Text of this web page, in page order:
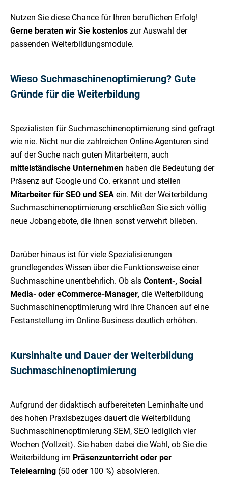
Nutzen Sie diese Chance für Ihren beruflichen Erfolg!
Gerne beraten wir Sie kostenlos zur Auswahl der
passenden Weiterbildungsmodule.
Wieso Suchmaschinenoptimierung? Gute
Gründe für die Weiterbildung
Spezialisten für Suchmaschinenoptimierung sind gefragt
wie nie. Nicht nur die zahlreichen Online-Agenturen sind
auf der Suche nach guten Mitarbeitern, auch
mittelständische Unternehmen haben die Bedeutung der
Präsenz auf Google und Co. erkannt und stellen
Mitarbeiter für SEO und SEA ein. Mit der Weiterbildung
Suchmaschinenoptimierung erschließen Sie sich völlig
neue Jobangebote, die Ihnen sonst verwehrt blieben.
Darüber hinaus ist für viele Spezialisierungen
grundlegendes Wissen über die Funktionsweise einer
Suchmaschine unentbehrlich. Ob als Content-, Social
Media- oder eCommerce-Manager, die Weiterbildung
Suchmaschinenoptimierung wird Ihre Chancen auf eine
Festanstellung im Online-Business deutlich erhöhen.
Kursinhalte und Dauer der Weiterbildung
Suchmaschinenoptimierung
Aufgrund der didaktisch aufbereiteten Lerninhalte und
des hohen Praxisbezuges dauert die Weiterbildung
Suchmaschinenoptimierung SEM, SEO lediglich vier
Wochen (Vollzeit). Sie haben dabei die Wahl, ob Sie die
Weiterbildung im Präsenzunterricht oder per
Telelearning (50 oder 100 %) absolvieren.